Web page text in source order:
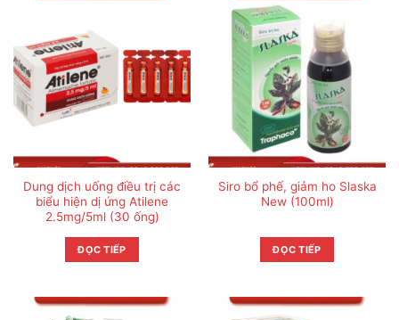
Dung dịch uống điều trị các
biểu hiện dị ứng Atilene
2.5mg/5ml (30 ống)
ĐỌC TIẾP
Siro bổ phế, giảm ho Slaska
New (100ml)
ĐỌC TIẾP